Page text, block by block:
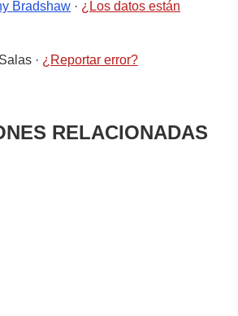
Bradshaw · ¿Los datos están
· ¿Reportar error?
RELACIONADAS